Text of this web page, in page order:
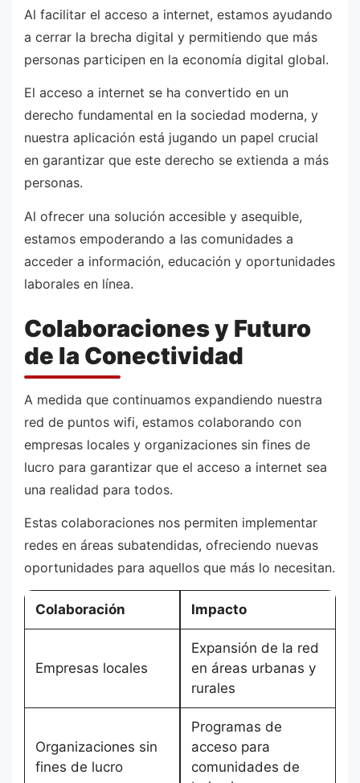
Al facilitar el acceso a internet, estamos ayudando
a cerrar la brecha digital y permitiendo que más
personas participen en la economía digital global.
El acceso a internet se ha convertido en un
derecho fundamental en la sociedad moderna, y
nuestra aplicación está jugando un papel crucial
en garantizar que este derecho se extienda a más
personas.
Al ofrecer una solución accesible y asequible,
estamos empoderando a las comunidades a
acceder a información, educación y oportunidades
laborales en línea.
Colaboraciones y Futuro
de la Conectividad
A medida que continuamos expandiendo nuestra
red de puntos wifi, estamos colaborando con
empresas locales y organizaciones sin fines de
lucro para garantizar que el acceso a internet sea
una realidad para todos.
Estas colaboraciones nos permiten implementar
redes en áreas subatendidas, ofreciendo nuevas
oportunidades para aquellos que más lo necesitan.
Colaboración Impacto
Empresas locales
Expansión de la red
en áreas urbanas y
rurales
Organizaciones sin
fines de lucro
Programas de
acceso para
comunidades de